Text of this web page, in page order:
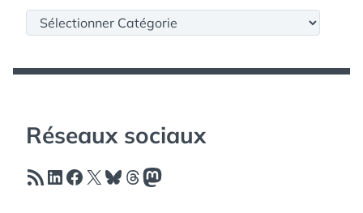
Catégories
Réseaux sociaux
Flux RSSLinkedIn
Facebook
X Bluesky
Threads
Mastodon